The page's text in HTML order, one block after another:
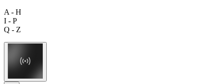
A - H
I - P
Q - Z